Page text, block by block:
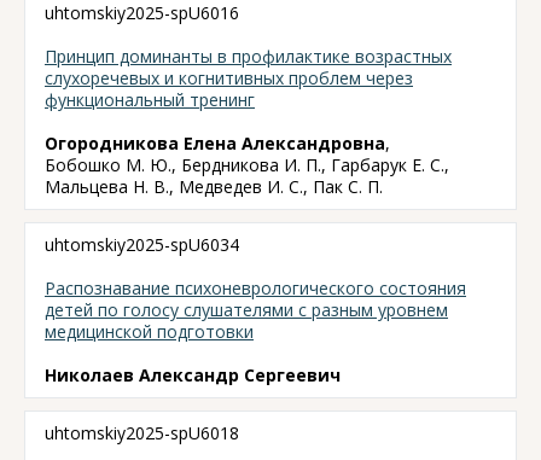
uhtomskiy2025-spU6016
Принцип доминанты в профилактике возрастных
слухоречевых и когнитивных проблем через
функциональный тренинг
Огородникова Елена Александровна,
Бобошко М. Ю., Бердникова И. П., Гарбарук Е. С.,
Мальцева Н. В., Медведев И. С., Пак С. П.
uhtomskiy2025-spU6034
Распознавание психоневрологического состояния
детей по голосу слушателями с разным уровнем
медицинской подготовки
Николаев Александр Сергеевич
uhtomskiy2025-spU6018